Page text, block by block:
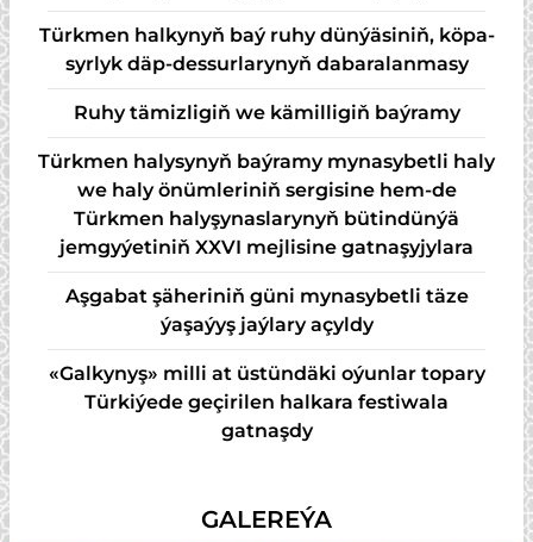
Türk­men hal­ky­nyň baý ru­hy dün­ýä­si­niň, kö­pa­
syr­lyk däp-des­sur­la­ry­nyň da­ba­ra­lan­ma­sy
Ruhy tämizligiň we kämilligiň baýramy
Türkmen halysynyň baýramy mynasybetli haly
we haly önümleriniň sergisine hem-de
Türkmen halyşynaslarynyň bütindünýä
jemgyýetiniň XXVI mejlisine gatnaşyjylara
Aşgabat şäheriniň güni mynasybetli täze
ýaşaýyş jaýlary açyldy
«Galkynyş» milli at üstündäki oýunlar topary
Türkiýede geçirilen halkara festiwala
gatnaşdy
GALEREÝA